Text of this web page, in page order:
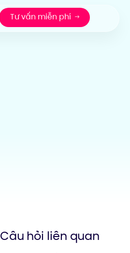
Tư vấn miễn phí
Câu hỏi liên quan